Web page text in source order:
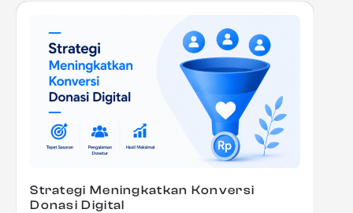
Strategi Meningkatkan Konversi
Donasi Digital